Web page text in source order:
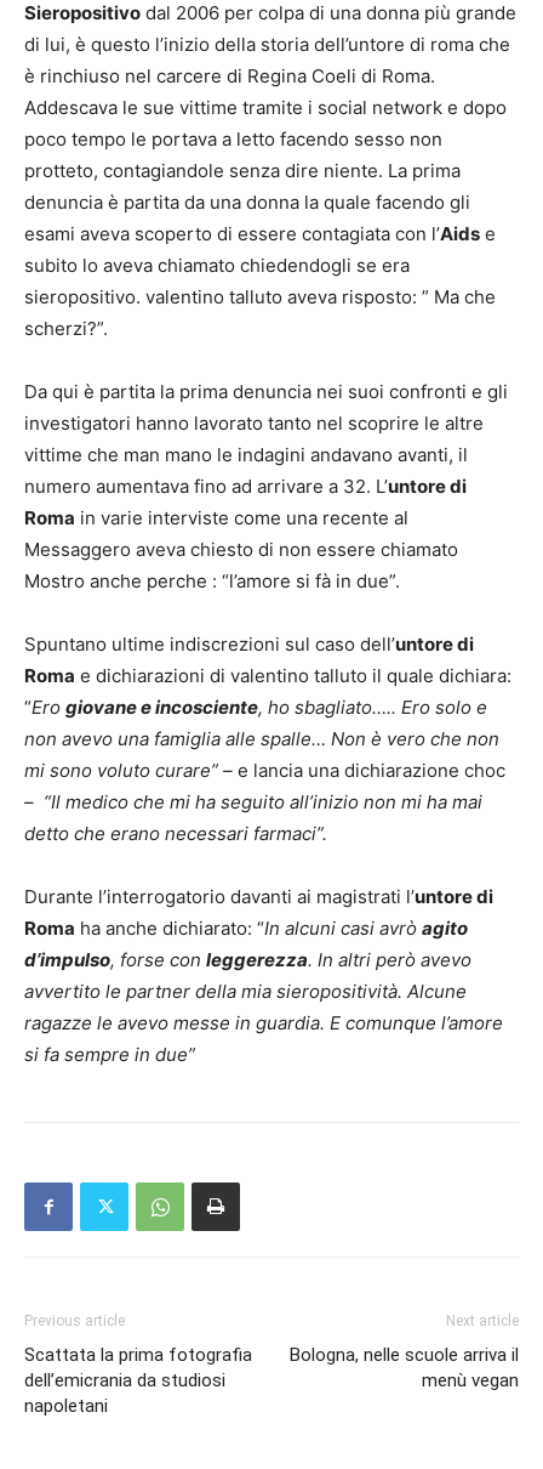
Sieropositivo dal 2006 per colpa di una donna più grande
di lui, è questo l’inizio della storia dell’untore di roma che
è rinchiuso nel carcere di Regina Coeli di Roma.
Addescava le sue vittime tramite i social network e dopo
poco tempo le portava a letto facendo sesso non
protteto, contagiandole senza dire niente. La prima
denuncia è partita da una donna la quale facendo gli
esami aveva scoperto di essere contagiata con l’Aids e
subito lo aveva chiamato chiedendogli se era
sieropositivo. valentino talluto aveva risposto: ” Ma che
scherzi?”.
Da qui è partita la prima denuncia nei suoi confronti e gli
investigatori hanno lavorato tanto nel scoprire le altre
vittime che man mano le indagini andavano avanti, il
numero aumentava fino ad arrivare a 32. L’untore di
Roma in varie interviste come una recente al
Messaggero aveva chiesto di non essere chiamato
Mostro anche perche : “l’amore si fà in due”.
Spuntano ultime indiscrezioni sul caso dell’untore di
Roma e dichiarazioni di valentino talluto il quale dichiara:
“Ero giovane e incosciente, ho sbagliato….. Ero solo e
non avevo una famiglia alle spalle… Non è vero che non
mi sono voluto curare” – e lancia una dichiarazione choc
– “Il medico che mi ha seguito all’inizio non mi ha mai
detto che erano necessari farmaci”.
Durante l’interrogatorio davanti ai magistrati l’untore di
Roma ha anche dichiarato: “In alcuni casi avrò agito
d’impulso, forse con leggerezza. In altri però avevo
avvertito le partner della mia sieropositività. Alcune
ragazze le avevo messe in guardia. E comunque l’amore
si fa sempre in due”
Previous article
Scattata la prima fotografia
dell’emicrania da studiosi
napoletani
Next article
Bologna, nelle scuole arriva il
menù vegan